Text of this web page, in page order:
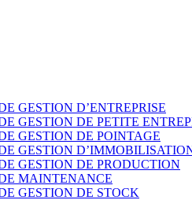
GESTION D’ENTREPRISE
GESTION DE PETITE
GESTION DE POINTAGE
GESTION
GESTION DE PRODUCTION
MAINTENANCE
GESTION DE STOCK